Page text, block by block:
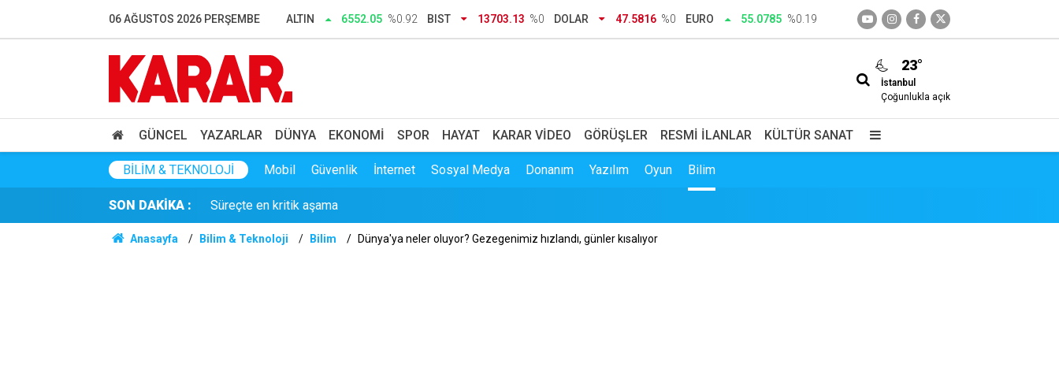
06 AĞUSTOS 2026 PERŞEMBE ALTIN 6552.05 %0.92 BIST 13703.13 %0 DOLAR 47.5816 %0 EURO 55.0785 %0.19
23°
İstanbul
Çoğunlukla açık
GÜNCEL YAZARLAR DÜNYA EKONOMI SPOR HAYAT KARAR VIDEO GÖRÜŞLER RESMI İLANLAR KÜLTÜR SANAT
BILIM & TEKNOLOJI Mobil Güvenlik İnternet Sosyal Medya Donanım Yazılım Oyun Bilim
SON DAKİKA :
Murat Bakan'dan WhatsApp yazışmaları hakkında suç duyurusu: Kendisinin çayını dahi içmedim
Lozan mübadillerinden ortak bildiri ile Meclis'te çağrı: Ayrımcılığı hak etmedik
Süreçte en kritik aşama
Gaziantep'te acı olay! 91 yaşındaki kadın yanarak hayatını kaybetti
Belediye kursunda öğrendiği meslekle evini atölyeye dönüştürdü: Siparişlere yetişemiyor
Anasayfa Bilim & Teknoloji Bilim Dünya'ya neler oluyor? Gezegenimiz hızlandı, günler kısalıyor